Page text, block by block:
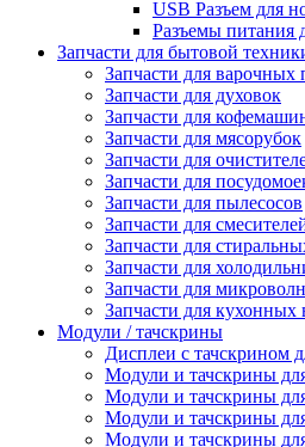
USB Разъем для
Разъемы питания
Запчасти для бытовой
Запчасти для варочных
Запчасти для духовок
Запчасти для
Запчасти для мясорубок
Запчасти для
Запчасти для
Запчасти для пылесосов
Запчасти для
Запчасти для
Запчасти для
Запчасти для
Запчасти для кухонных
Модули / тачскрины
Дисплеи с тачскрином
Модули и тачскрины
Модули и тачскрины
Модули и тачскрины
Модули и тачскрины